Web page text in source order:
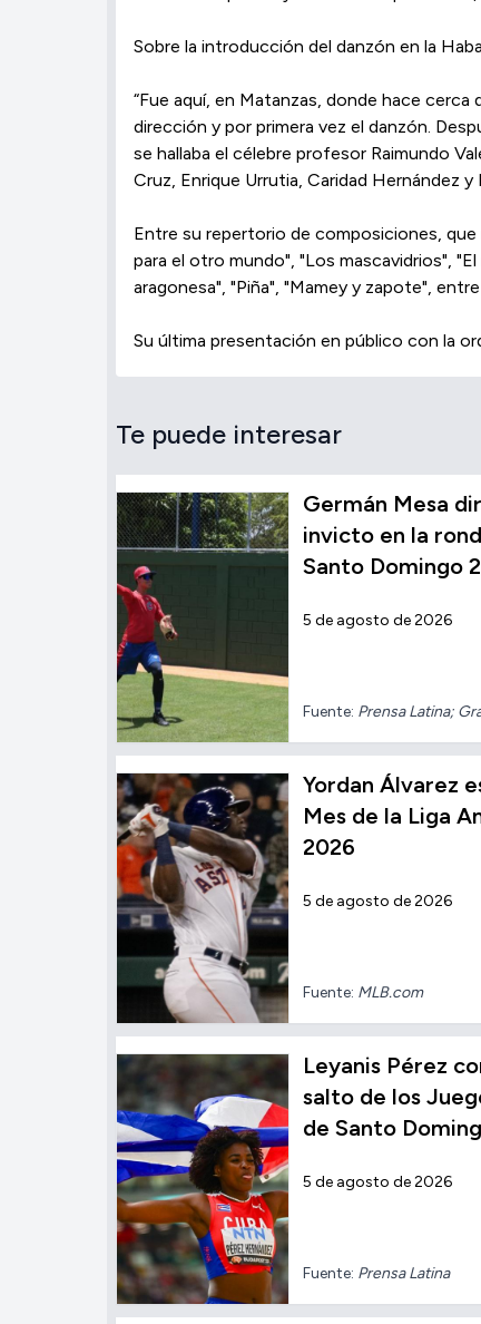
Sobre la introducción del danzón en la
“Fue aquí, en Matanzas, donde hace
dirección y por primera vez el danzón.
se hallaba el célebre profesor Raimundo
Cruz, Enrique Urrutia, Caridad Hernández
Entre su repertorio de composiciones, que
para el otro mundo", "Los mascavidrios",
aragonesa", "Piña", "Mamey y zapote",
Su última presentación en público con la
Te puede interesar
Germán Mesa
invicto en la
Santo Domingo
5 de agosto de 2026
Fuente: Prensa Latina;
Yordan Álvarez
Mes de la Liga
2026
5 de agosto de 2026
Fuente: MLB.com
Leyanis Pérez
salto de los
de Santo
5 de agosto de 2026
Fuente: Prensa Latina